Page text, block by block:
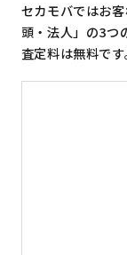
セカモバではお
頭・法人」の3つ
査定料は無料です